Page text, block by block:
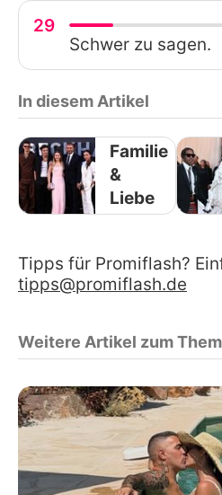
29
Schwer zu sagen.
In diesem Artikel
Familie
&
Liebe
Tipps für Promiflash?
tipps@promiflash.de
Weitere Artikel zum